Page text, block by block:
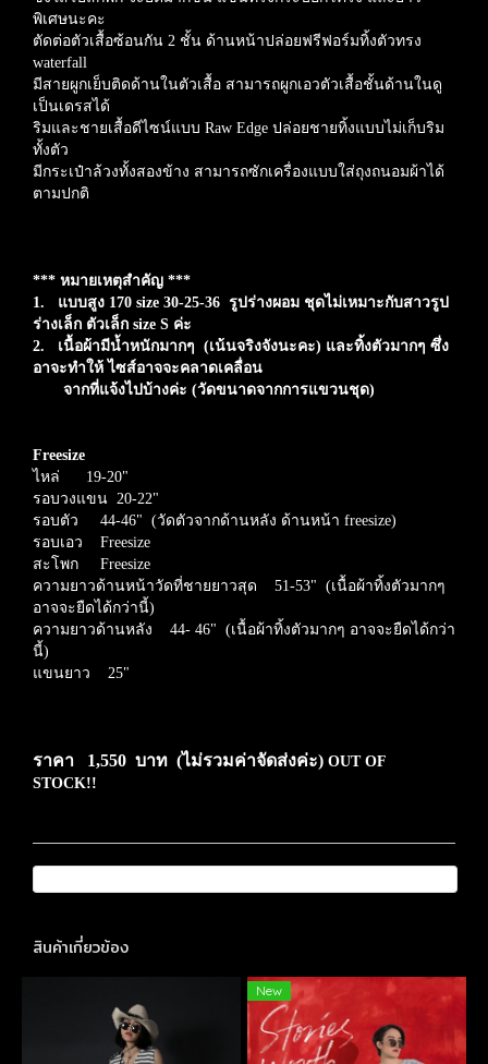
พิเศษนะคะ
ตัดต่อตัวเสื้อซ้อนกัน 2 ชั้น ด้านหน้าปล่อยฟรีฟอร์มทิ้งตัวทรง
waterfall
มีสายผูกเย็บติดด้านในตัวเสื้อ สามารถผูกเอวตัวเสื้อชั้นด้านในดู
เป็นเดรสได้
ริมและชายเสื้อดีไซน์แบบ Raw Edge ปล่อยชายทิ้งแบบไม่เก็บริม
ทั้งตัว
มีกระเป๋าล้วงทั้งสองข้าง สามารถซักเครื่องแบบใส่ถุงถนอมผ้าได้
ตามปกติ
*** หมายเหตุสำคัญ ***
1. แบบสูง 170 size 30-25-36 รูปร่างผอม ชุดไม่เหมาะกับสาวรูป
ร่างเล็ก ตัวเล็ก size S ค่ะ
2. เนื้อผ้ามีน้ำหนักมากๆ (เน้นจริงจังนะคะ) และทิ้งตัวมากๆ ซึ่ง
อาจะทำให้ ไซส์อาจจะคลาดเคลื่อน
จากที่แจ้งไปบ้างค่ะ (วัดขนาดจากการแขวนชุด)
Freesize
ไหล่ 19-20"
รอบวงแขน 20-22"
รอบตัว 44-46" (วัดตัวจากด้านหลัง ด้านหน้า freesize)
รอบเอว Freesize
สะโพก Freesize
ความยาวด้านหน้าวัดที่ชายยาวสุด 51-53" (เนื้อผ้าทิ้งตัวมากๆ
อาจจะยืดได้กว่านี้)
ความยาวด้านหลัง
44- 46" (เนื้อผ้าทิ้งตัวมากๆ อาจจะยืดได้กว่า
นี้)
แขนยาว 25"
ราคา 1,550 บาท (ไม่รวมค่าจัดส่งค่ะ) OUT OF
STOCK!!
สินค้าเกี่ยวข้อง
New